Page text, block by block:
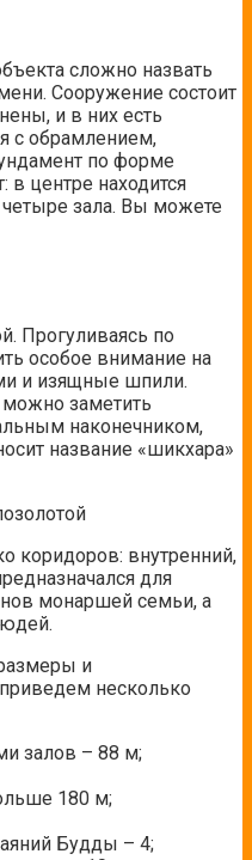
сложно назвать
Сооружение состоит
и в них есть
с обрамлением,
по форме
в центре находится
зала. Вы можете
Прогуливаясь по
особое внимание на
и изящные шпили.
заметить
наконечником,
название «шикхара»
коридоров: внутренний,
для
монаршей семьи, а
и
несколько
залов – 88 м;
180 м;
Будды – 4;